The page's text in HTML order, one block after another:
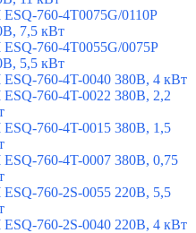
760-4T0075G/0110P
7,5 кВт
760-4T0055G/0075P
5,5 кВт
760-4T-0040 380В, 4 кВт
760-4T-0022 380В, 2,2
760-4T-0015 380В, 1,5
760-4T-0007 380В, 0,75
760-2S-0055 220В, 5,5
760-2S-0040 220В, 4 кВт